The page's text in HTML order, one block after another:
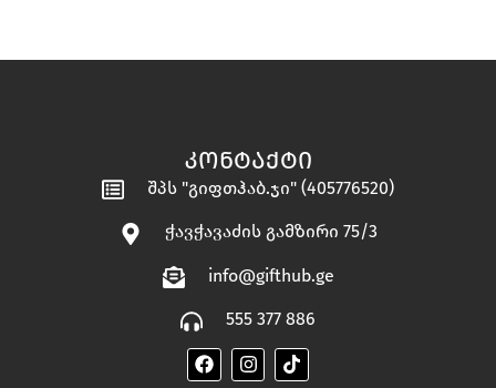
ᲙᲝᲜᲢᲐᲥᲢᲘ
შპს "გიფთჰაბ.ჯი" (405776520)
ჭავჭავაძის გამზირი 75/3
info@gifthub.ge
555 377 886